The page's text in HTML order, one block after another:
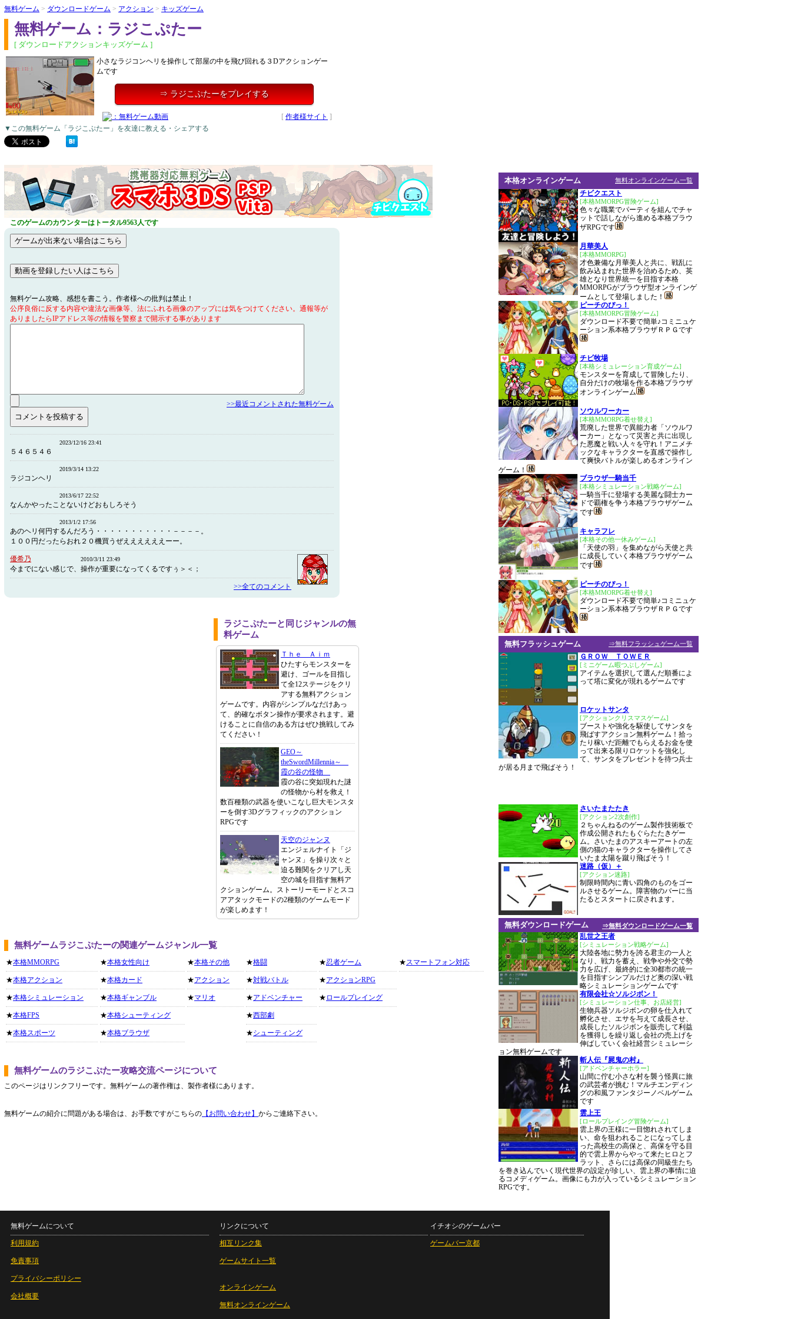
無料ゲーム > ダウンロードゲーム > アクション > キッズゲーム
無料ゲーム：ラジこぷたー
[ ダウンロードアクションキッズゲーム ]
小さなラジコンヘリを操作して部屋の中を飛び回れる３Dアクションゲー
ムです
⇒ ラジこぷたーをプレイする
[ 作者様サイト ]
▼この無料ゲーム「ラジこぷたー」を友達に教える・シェアする
このゲームのカウンターはトータル9563人です
無料ゲーム攻略、感想を書こう。作者様への批判は禁止！
公序良俗に反する内容や違法な画像等、法にふれる画像のアップには気をつけてください。通報等が
ありましたらIPアドレス等の情報を警察まで開示する事があります
>>最近コメントされた無料ゲーム
2023/12/16 23:41
５４６５４６
2019/3/14 13:22
ラジコンヘリ
2013/6/17 22:52
なんかやったことないけどおもしろそう
2013/1/2 17:56
あのヘリ何円するんだろう・・・・・・・・・・・－－－－。
１００円だったらおれ２０機買うぜええええええーー。
優希乃 2010/3/11 23:49
今までにない感じで、操作が重要になってくるですぅ＞＜；
>>全てのコメント
ラジこぷたーと同じジャンルの無
料ゲーム
Ｔｈｅ Ａｉｍ
ひたすらモンスターを
避け、ゴールを目指し
て全12ステージをクリ
アする無料アクション
ゲームです。内容がシンプルなだけあっ
て、的確なボタン操作が要求されます。避
けることに自信のある方はぜひ挑戦してみ
てください！
GEO～
theSwordMillennia～
霞の谷の怪物
霞の谷に突如現れた謎
の怪物から村を救え！
数百種類の武器を使いこなし巨大モンスタ
ーを倒す3Dグラフィックのアクション
RPGです
天空のジャンヌ
エンジェルナイト「ジ
ャンヌ」を操り次々と
迫る難関をクリアし天
空の城を目指す無料ア
クションゲーム。ストーリーモードとスコ
アアタックモードの2種類のゲームモード
が楽しめます！
無料ゲームラジこぷたーの関連ゲームジャンル一覧
★本格MMORPG
★本格アクション
★本格シミュレーション
★本格FPS
★本格スポーツ
★本格女性向け
★本格カード
★本格ギャンブル
★本格シューティング
★本格ブラウザ
★本格その他
★アクション
★マリオ
★格闘
★対戦バトル
★アドベンチャー
★西部劇
★シューティング
★忍者ゲーム
★アクションRPG
★ ロールプレイング
★スマートフォン対応
無料ゲームのラジこぷたー攻略交流ページについて
このページはリンクフリーです。無料ゲームの著作権は、製作者様にあります。
無料ゲームの紹介に問題がある場合は、お手数ですがこちらの 【お問い合わせ】 からご連絡下さい。
無料オンラインゲーム一覧
本格オンラインゲーム
チビクエスト
[本格MMORPG冒険ゲーム]
色々な職業でパーティを組んでチャ
ットで話しながら進める本格ブラウ
ザRPGです
月華美人
[本格MMORPG]
才色兼備な月華美人と共に、戦乱に
飲み込まれた世界を治めるため、英
雄となり世界統一を目指す本格
MMORPGがブラウザ型オンラインゲ
ームとして登場しました！
ピーチのぴっ！
[本格MMORPG冒険ゲーム]
ダウンロード不要で簡単♪コミニュケ
ーション系本格ブラウザＲＰＧです
チビ牧場
[本格シミュレーション育成ゲーム]
モンスターを育成して冒険したり、
自分だけの牧場を作る本格ブラウザ
オンラインゲーム
ソウルワーカー
[本格MMORPG着せ替え]
荒廃した世界で異能力者「ソウルワ
ーカー」となって災害と共に出現し
た悪魔と戦い人々を守れ！アニメチ
ックなキャラクターを直感で操作し
て爽快バトルが楽しめるオンライン
ゲーム！
ブラウザ一騎当千
[本格シミュレーション戦略ゲーム]
一騎当千に登場する美麗な闘士カー
ドで覇権を争う本格ブラウザゲーム
です
キャラフレ
[本格その他一休みゲーム]
「天使の羽」を集めながら天使と共
に成長していく本格ブラウザゲーム
です
ピーチのぴっ！
[本格MMORPG着せ替え]
ダウンロード不要で簡単♪コミニュケ
ーション系本格ブラウザＲＰＧです
⇒無料フラッシュゲーム一覧
無料フラッシュゲーム
ＧＲＯＷ ＴＯＷＥＲ
[ミニゲーム暇つぶしゲーム]
アイテムを選択して選んだ順番によ
って塔に変化が現れるゲームです
ロケットサンタ
[アクションクリスマスゲーム]
ブーストや強化を駆使してサンタを
飛ばすアクション無料ゲーム！拾っ
たり稼いだ距離でもらえるお金を使
って出来る限りロケットを強化し
て、サンタをプレゼントを待つ兵士
が居る月まで飛ばそう！
さいたまたたき
[アクション2次創作]
２ちゃんねるのゲーム製作技術板で
作成公開されたもぐらたたきゲー
ム。さいたまのアスキーアートの左
側の猫のキャラクターを操作してさ
いたま太陽を蹴り飛ばそう！
迷路（仮）＋
[アクション迷路]
制限時間内に青い四角のものをゴー
ルさせるゲーム。障害物のバーに当
たるとスタートに戻されます。
⇒無料ダウンロードゲーム一覧
無料ダウンロードゲーム
乱世之王者
[シミュレーション戦略ゲーム]
大陸各地に勢力を誇る君主の一人と
なり、戦力を蓄え、戦争や外交で勢
力を広げ、最終的に全30都市の統一
を目指すシンプルだけど奥の深い戦
略シミュレーションゲームです
有限会社☆ソルジボン！
[シミュレーション仕事、お店経営]
生物兵器ソルジボンの卵を仕入れて
孵化させ、エサを与えて成長させ、
成長したソルジボンを販売して利益
を獲得しを繰り返し会社の売上げを
伸ばしていく会社経営シミュレーシ
ョン無料ゲームです
斬人伝『屍鬼の村』
[アドベンチャーホラー]
山間に佇む小さな村を襲う怪異に旅
の武芸者が挑む！マルチエンディン
グの和風ファンタジーノベルゲーム
です
雲上王
[ロールプレイング冒険ゲーム]
雲上界の王様に一目惚れされてしま
い、命を狙われることになってしま
った高校生の高保と、高保を守る目
的で雲上界からやって来たヒロとフ
ラット、さらには高保の同級生たち
を巻き込んでいく現代世界の設定が珍しい、雲上界の事情に迫
るコメディゲーム。画像にも力が入っているシミュレーション
RPGです。
無料ゲームについて
利用規約
免責事項
プライバシーポリシー
会社概要
リンクについて
相互リンク集
ゲームサイト一覧
オンラインゲーム
無料オンラインゲーム
イチオシのゲームバー
ゲームバー京都